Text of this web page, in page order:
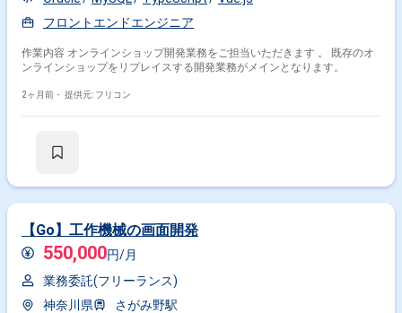
フロントエンドエンジニア
作業内容 オンラインショップ開発業務をご担当いただきます 。 既存のオ
ンラインショップをリプレイスする開発業務がメインとなります。
2ヶ月前・ 提供元: フリコン
【Go】工作機械の画面開発
550,000円/月
業務委託(フリーランス)
神奈川県
さがみ野駅